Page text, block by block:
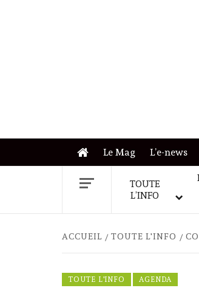
Le Mag L’e-news
TOUTE
L’INFO
ACCUEIL TOUTE L'INFO
TOUTE L'INFO AGENDA